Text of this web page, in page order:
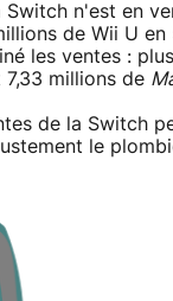
n'est en
de Wii U
les ventes :
millions de
de la Switch
le